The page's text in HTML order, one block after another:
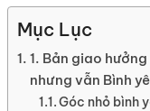
Mục Lục
1. Bản giao
nhưng vẫn Bình
Góc nhỏ bình